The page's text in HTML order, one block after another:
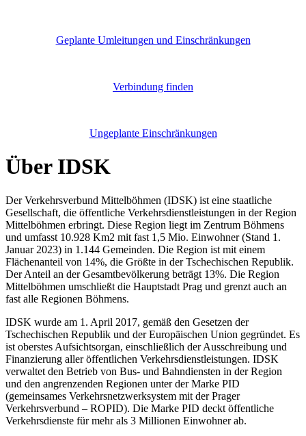
Geplante Umleitungen und Einschränkungen
Verbindung finden
Ungeplante Einschränkungen
Über IDSK
Der Verkehrsverbund Mittelböhmen (IDSK) ist eine staatliche
Gesellschaft, die öffentliche Verkehrsdienstleistungen in der Region
Mittelböhmen erbringt. Diese Region liegt im Zentrum Böhmens
und umfasst 10.928 Km2 mit fast 1,5 Mio. Einwohner (Stand 1.
Januar 2023) in 1.144 Gemeinden. Die Region ist mit einem
Flächenanteil von 14%, die Größte in der Tschechischen Republik.
Der Anteil an der Gesamtbevölkerung beträgt 13%. Die Region
Mittelböhmen umschließt die Hauptstadt Prag und grenzt auch an
fast alle Regionen Böhmens.
IDSK wurde am 1. April 2017, gemäß den Gesetzen der
Tschechischen Republik und der Europäischen Union gegründet. Es
ist oberstes Aufsichtsorgan, einschließlich der Ausschreibung und
Finanzierung aller öffentlichen Verkehrsdienstleistungen. IDSK
verwaltet den Betrieb von Bus- und Bahndiensten in der Region
und den angrenzenden Regionen unter der Marke PID
(gemeinsames Verkehrsnetzwerksystem mit der Prager
Verkehrsverbund – ROPID). Die Marke PID deckt öffentliche
Verkehrsdienste für mehr als 3 Millionen Einwohner ab.